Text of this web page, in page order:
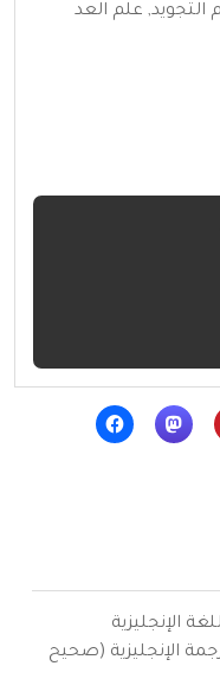
التجويد, علم العد
الإنجليزية
الإنجليزية (صحيح